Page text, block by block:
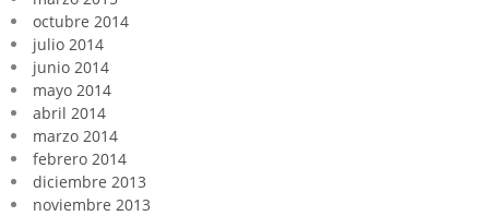
octubre 2014
julio 2014
junio 2014
mayo 2014
abril 2014
marzo 2014
febrero 2014
diciembre 2013
noviembre 2013